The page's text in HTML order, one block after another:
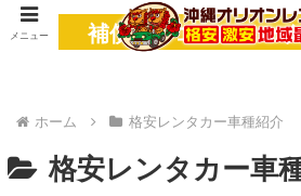
補償コミコミでトー
ホーム 格安レンタカー車種紹介
格安レンタカー車
メニュー